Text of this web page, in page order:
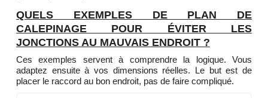
QUELS EXEMPLES DE PLAN DE
CALEPINAGE POUR ÉVITER LES
JONCTIONS AU MAUVAIS ENDROIT ?
Ces exemples servent à comprendre la logique. Vous
adaptez ensuite à vos dimensions réelles. Le but est de
placer le raccord au bon endroit, pas de faire compliqué.